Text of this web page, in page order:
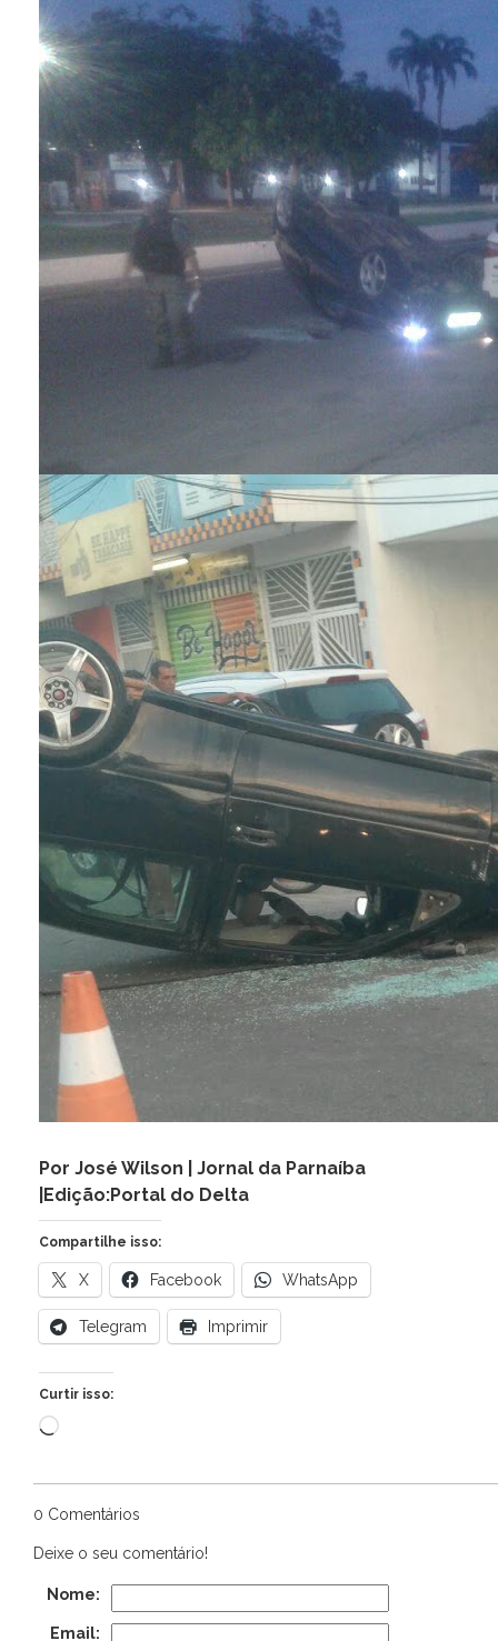
Por José Wilson | Jornal da Parnaíba
|Edição:Portal do Delta
Compartilhe isso:
X Facebook WhatsApp
Telegram Imprimir
Curtir isso:
Carregando...
0 Comentários
Deixe o seu comentário!
Nome:
Email: